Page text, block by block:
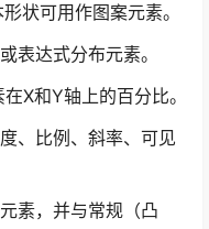
状可用作图案元素。
表达式分布元素。
X和Y轴上的百分比。
、比例、斜率、可见
素，并与常规（凸